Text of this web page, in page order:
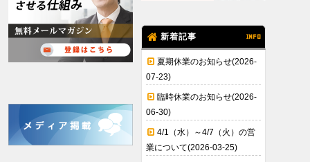
新着記事 INFO
夏期休業のお知らせ(2026-
07-23)
臨時休業のお知らせ(2026-
06-30)
4/1（水）～4/7（火）の営
業について(2026-03-25)